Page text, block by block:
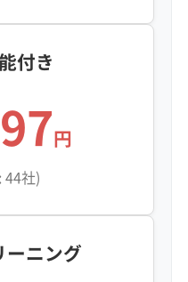
付き
円
44社)
ーニング